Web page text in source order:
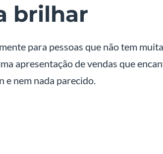
brilhar
para pessoas que não tem
apresentação de vendas que
e nem nada parecido.